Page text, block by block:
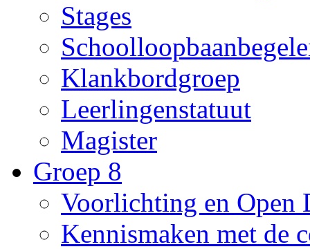
Stages
Klankbordgroep
Leerlingenstatuut
Magister
Groep 8
Voorlichting en Open
Kennismaken met de